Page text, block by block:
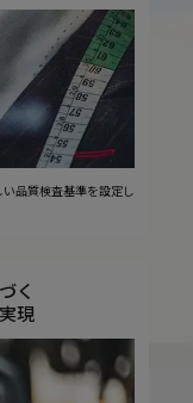
品質検査基準を設定し
く
現